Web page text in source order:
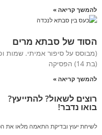
להמשך קריאה »
הסוד של סבתא מרים
(מבוסס על סיפור אמיתי. שמות
(בת 14) הפסיקה
להמשך קריאה »
רוצים לשאול? להתייעץ?
בואו נדבר!
לשיחת יעוץ ובדיקת התאמה מלאו את